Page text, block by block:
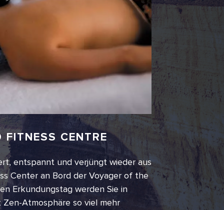
CENTRE
entspannt und verjüngt wieder aus
Center an Bord der Voyager of the
Erkundungstag werden Sie in
Atmosphäre so viel mehr